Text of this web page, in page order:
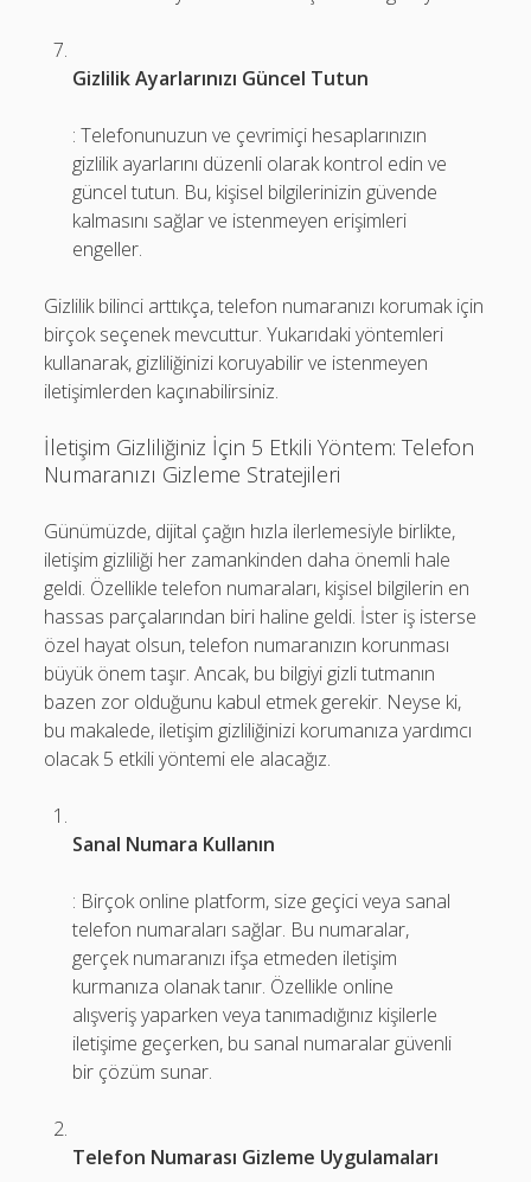
Gizlilik Ayarlarınızı Güncel Tutun
: Telefonunuzun ve çevrimiçi hesaplarınızın
gizlilik ayarlarını düzenli olarak kontrol edin ve
güncel tutun. Bu, kişisel bilgilerinizin güvende
kalmasını sağlar ve istenmeyen erişimleri
engeller.
Gizlilik bilinci arttıkça, telefon numaranızı korumak için
birçok seçenek mevcuttur. Yukarıdaki yöntemleri
kullanarak, gizliliğinizi koruyabilir ve istenmeyen
iletişimlerden kaçınabilirsiniz.
İletişim Gizliliğiniz İçin 5 Etkili Yöntem: Telefon
Numaranızı Gizleme Stratejileri
Günümüzde, dijital çağın hızla ilerlemesiyle birlikte,
iletişim gizliliği her zamankinden daha önemli hale
geldi. Özellikle telefon numaraları, kişisel bilgilerin en
hassas parçalarından biri haline geldi. İster iş isterse
özel hayat olsun, telefon numaranızın korunması
büyük önem taşır. Ancak, bu bilgiyi gizli tutmanın
bazen zor olduğunu kabul etmek gerekir. Neyse ki,
bu makalede, iletişim gizliliğinizi korumanıza yardımcı
olacak 5 etkili yöntemi ele alacağız.
Sanal Numara Kullanın
: Birçok online platform, size geçici veya sanal
telefon numaraları sağlar. Bu numaralar,
gerçek numaranızı ifşa etmeden iletişim
kurmanıza olanak tanır. Özellikle online
alışveriş yaparken veya tanımadığınız kişilerle
iletişime geçerken, bu sanal numaralar güvenli
bir çözüm sunar.
Telefon Numarası Gizleme Uygulamaları